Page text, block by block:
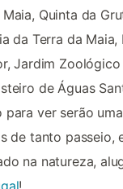
Quinta da
da Terra da Maia,
Jardim Zoológico
de Águas
ver serão
de tanto passeio,
na natureza,